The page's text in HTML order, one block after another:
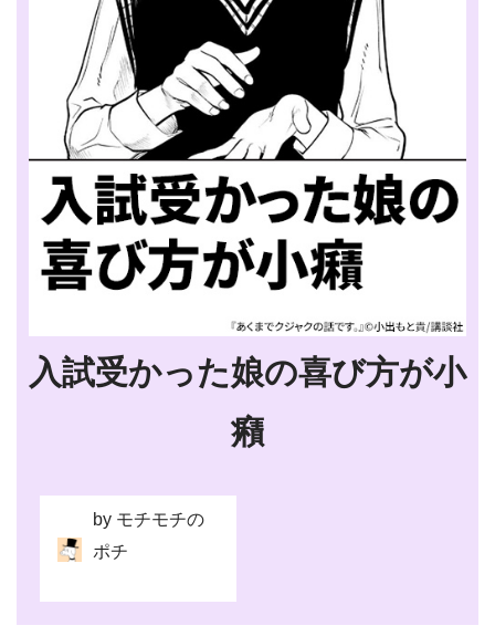
入試受かった娘の喜び方が小
癪
by モチモチの
ポチ